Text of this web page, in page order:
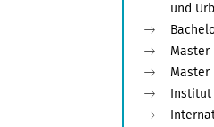
und
Master
Master
Institut